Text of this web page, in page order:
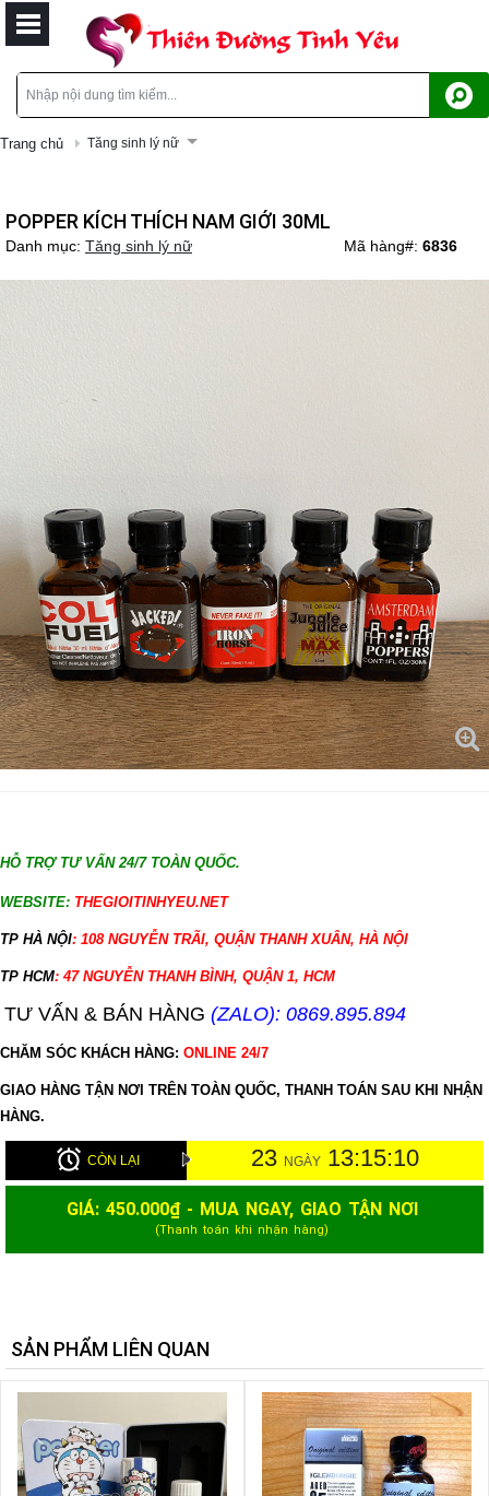
Trang chủ Tăng sinh lý nữ
POPPER KÍCH THÍCH NAM GIỚI 30ML
Mã hàng#: 6836
Danh mục: Tăng sinh lý nữ
HỖ TRỢ TƯ VẤN 24/7 TOÀN QUỐC.
WEBSITE: THEGIOITINHYEU.NET
TP HÀ NỘI: 108 NGUYỄN TRÃI, QUẬN THANH XUÂN, HÀ NỘI
TP HCM: 47 NGUYỄN THANH BÌNH, QUẬN 1, HCM
TƯ VẤN & BÁN HÀNG (ZALO): 0869.895.894
CHĂM SÓC KHÁCH HÀNG: ONLINE 24/7
GIAO HÀNG TẬN NƠI TRÊN TOÀN QUỐC, THANH TOÁN SAU KHI NHẬN
HÀNG.
CÒN LẠI 23NGÀY 13:15:9
GIÁ: 450.000₫ - MUA NGAY, GIAO TẬN NƠI
(Thanh toán khi nhận hàng)
SẢN PHẨM LIÊN QUAN